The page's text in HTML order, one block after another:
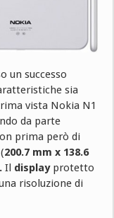
un successo
sia
vista Nokia N1
da parte
prima però di
200.7 mm x 138.6
Il displayprotetto
risoluzione di